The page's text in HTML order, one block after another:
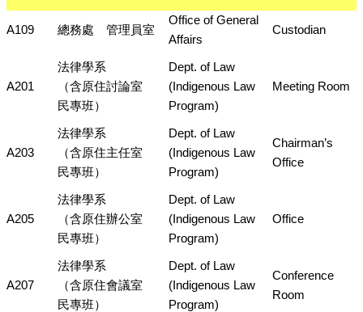
A109 總務處 管理員室
Office of General
Affairs
Custodian
A201
法律學系
（含原住
民專班）
討論室
Dept. of Law
(Indigenous Law
Program)
Meeting Room
A203
法律學系
（含原住
民專班）
主任室
Dept. of Law
(Indigenous Law
Program)
Chairman’s
Office
A205
法律學系
（含原住
民專班）
辦公室
Dept. of Law
(Indigenous Law
Program)
Office
A207
法律學系
（含原住
民專班）
會議室
Dept. of Law
(Indigenous Law
Program)
Conference
Room